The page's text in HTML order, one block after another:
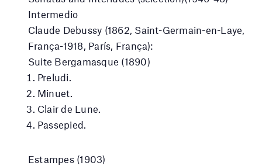
Intermedio
Claude Debussy (1862, Saint-Germain-en-Laye,
França-1918, París, França):
Suite Bergamasque (1890)
Preludi.
Minuet.
Clair de Lune.
Passepied.
Estampes (1903)